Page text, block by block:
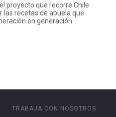
el proyecto que recorre Chile
las recetas de abuela que
en generación
TRABAJA CON NOSOTROS